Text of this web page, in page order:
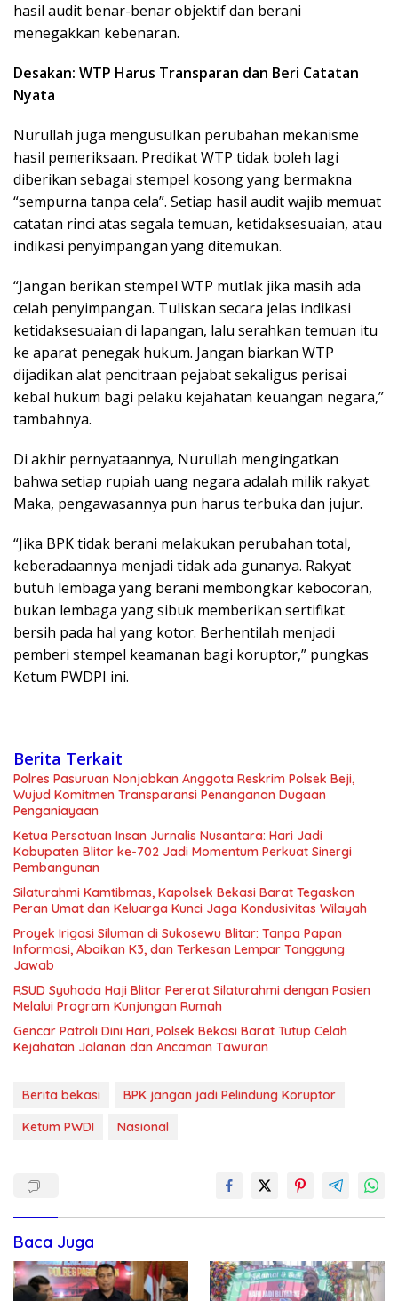
hasil audit benar-benar objektif dan berani
menegakkan kebenaran.
Desakan: WTP Harus Transparan dan Beri Catatan
Nyata
Nurullah juga mengusulkan perubahan mekanisme
hasil pemeriksaan. Predikat WTP tidak boleh lagi
diberikan sebagai stempel kosong yang bermakna
“sempurna tanpa cela”. Setiap hasil audit wajib memuat
catatan rinci atas segala temuan, ketidaksesuaian, atau
indikasi penyimpangan yang ditemukan.
“Jangan berikan stempel WTP mutlak jika masih ada
celah penyimpangan. Tuliskan secara jelas indikasi
ketidaksesuaian di lapangan, lalu serahkan temuan itu
ke aparat penegak hukum. Jangan biarkan WTP
dijadikan alat pencitraan pejabat sekaligus perisai
kebal hukum bagi pelaku kejahatan keuangan negara,”
tambahnya.
Di akhir pernyataannya, Nurullah mengingatkan
bahwa setiap rupiah uang negara adalah milik rakyat.
Maka, pengawasannya pun harus terbuka dan jujur.
“Jika BPK tidak berani melakukan perubahan total,
keberadaannya menjadi tidak ada gunanya. Rakyat
butuh lembaga yang berani membongkar kebocoran,
bukan lembaga yang sibuk memberikan sertifikat
bersih pada hal yang kotor. Berhentilah menjadi
pemberi stempel keamanan bagi koruptor,” pungkas
Ketum PWDPI ini.
Berita Terkait
Polres Pasuruan Nonjobkan Anggota Reskrim Polsek Beji,
Wujud Komitmen Transparansi Penanganan Dugaan
Penganiayaan
Ketua Persatuan Insan Jurnalis Nusantara: Hari Jadi
Kabupaten Blitar ke-702 Jadi Momentum Perkuat Sinergi
Pembangunan
Silaturahmi Kamtibmas, Kapolsek Bekasi Barat Tegaskan
Peran Umat dan Keluarga Kunci Jaga Kondusivitas Wilayah
Proyek Irigasi Siluman di Sukosewu Blitar: Tanpa Papan
Informasi, Abaikan K3, dan Terkesan Lempar Tanggung
Jawab
RSUD Syuhada Haji Blitar Pererat Silaturahmi dengan Pasien
Melalui Program Kunjungan Rumah
Gencar Patroli Dini Hari, Polsek Bekasi Barat Tutup Celah
Kejahatan Jalanan dan Ancaman Tawuran
Berita bekasi
BPK jangan jadi Pelindung Koruptor
Ketum PWDI
Nasional
Baca Juga